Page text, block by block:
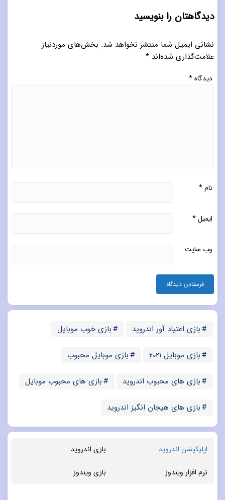
دیدگاهتان را بنویسید
نشانی ایمیل شما منتشر نخواهد شد. بخش‌های موردنیاز
علامت‌گذاری شده‌اند *
دیدگاه*
نام*
ایمیل*
وب‌ سایت
بازی اعتیاد آور اندروید بازی خوب موبایل
بازی موبایل 2021 بازی موبایل محبوب
بازی های محبوب اندروید بازی های محبوب موبایل
بازی های هیجان انگیز اندروید
اپلیکیشن اندروید بازی اندروید
نرم افزار ویندوز بازی ویندوز